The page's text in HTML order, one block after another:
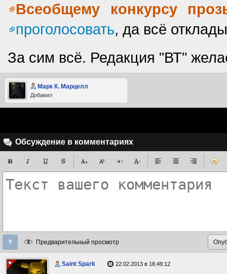
Всеобщему конкурсу
проголосовать, да всё
За сим всё. Редакция "ВТ"
Марк К. Марцелл
Добавил
Обсуждение в комментариях
Предварительный просмотр
Saint Spark 22.02.2013 в 16:49:12